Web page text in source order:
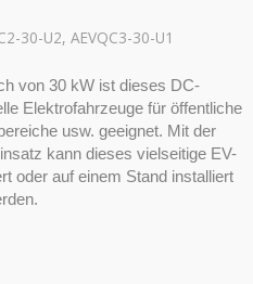
30-U2, AEVQC3-30-U1
von 30 kW ist dieses DC-
Elektrofahrzeuge für öffentliche
usw. geeignet. Mit der
kann dieses vielseitige EV-
oder auf einem Stand installiert